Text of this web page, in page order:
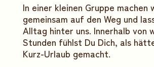
In einer kleinen Gruppe machen
gemeinsam auf den Weg und
Alltag hinter uns. Innerhalb von
Stunden fühlst Du Dich, als
Kurz-Urlaub gemacht.